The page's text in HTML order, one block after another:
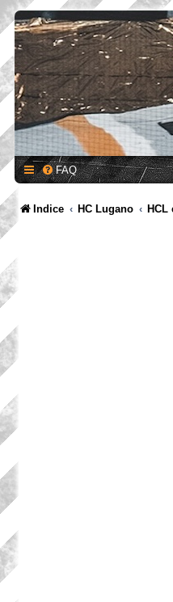
FAQ
Indice HC Lugano HCL